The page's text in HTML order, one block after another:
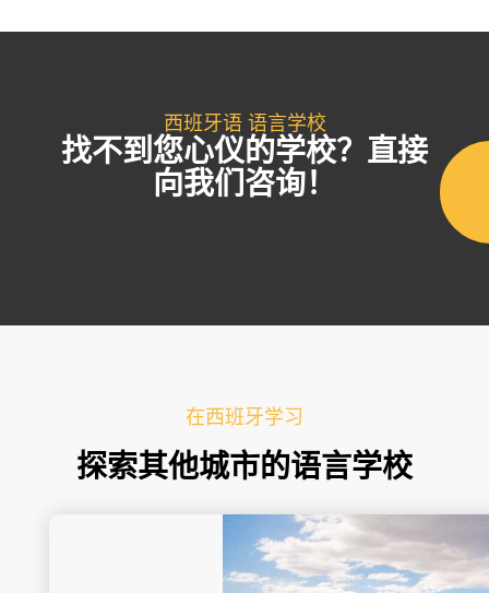
西班牙语 语言学校
找不到您心仪的学校？直接
向我们咨询！
在西班牙学习
探索其他城市的语言学校